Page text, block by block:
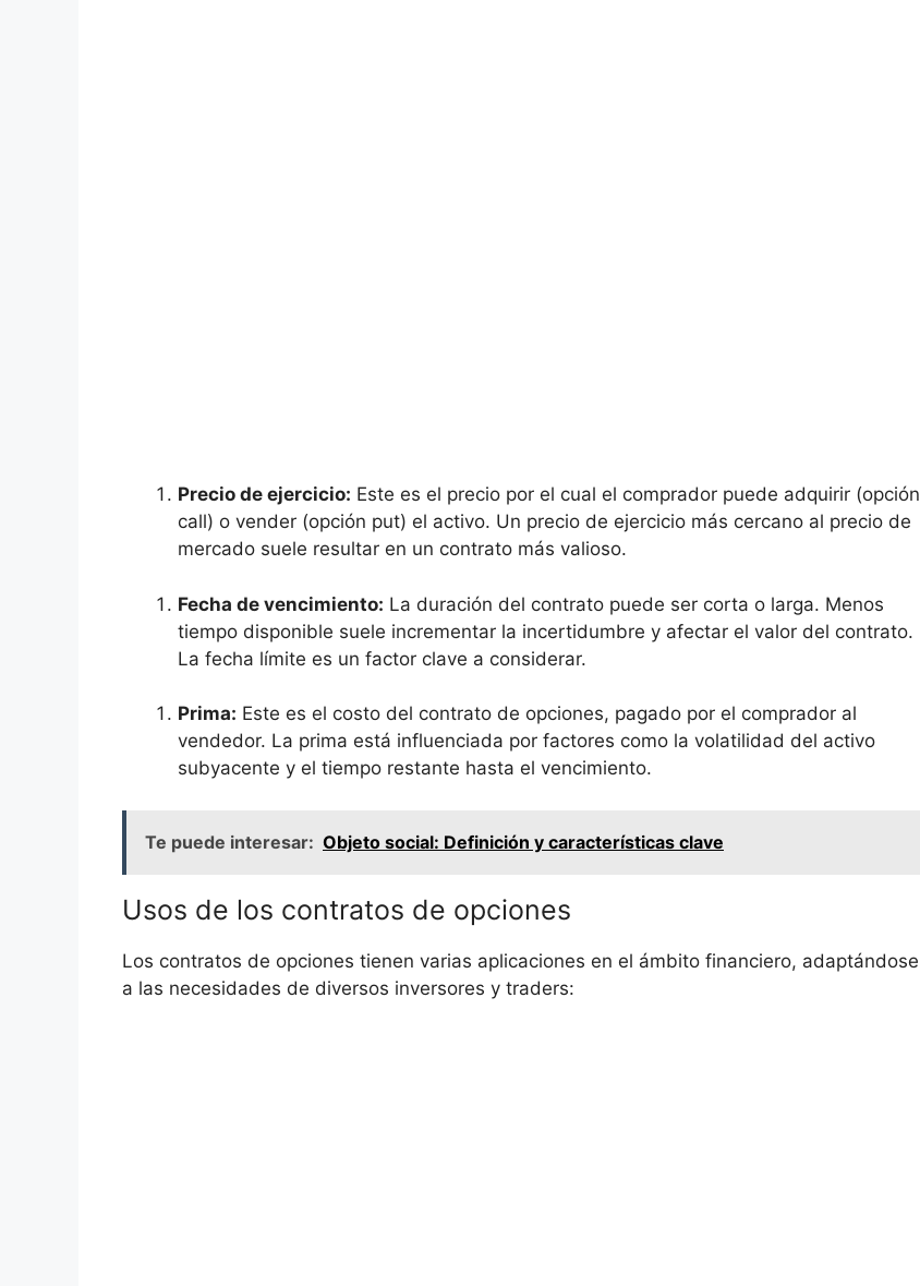
Precio de ejercicio: Este es el precio por el cual el comprador puede adquirir​ (opción
call)​ o ‍vender (opción put) el ⁤activo. Un precio de ejercicio más cercano al precio de
mercado suele ​resultar en un contrato más valioso.
Fecha⁤ de‍ vencimiento: La duración del contrato⁤ puede ser ​corta o larga. Menos
tiempo disponible​ suele incrementar la incertidumbre y afectar el valor​ del contrato.
La‍ fecha límite es⁣ un factor clave a considerar.
Prima: Este es el costo del‍ contrato de opciones, pagado⁢ por el comprador al
vendedor. La prima está ⁢influenciada por‍ factores como la volatilidad del ‌activo
subyacente y el tiempo restante ⁣hasta el vencimiento.
Te puede interesar: Objeto social: Definición y características clave
Usos‌ de los contratos de⁢ opciones
Los contratos de ​opciones tienen varias aplicaciones en el ámbito financiero,‍ adaptándose
a las necesidades de diversos inversores ⁢y traders: